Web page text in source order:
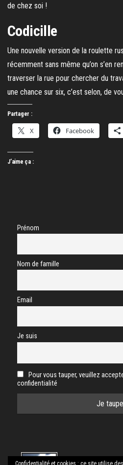
de chez soi !
Codicille
Une nouvelle version de la roulette
récemment sans même qu’on s’en
traverser la rue pour chercher du
une chance sur six, c’est selon, de
Partager :
X Facebook
J’aime ça :
Prénom
Nom de famille
Email
Je suis
Pour vous tauper, veuillez
confidentialité
Confidentialité et cookies : ce site utilise